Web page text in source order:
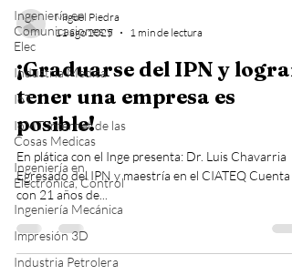
Ingeniería en
Comunicaciones y
Elec
Industria Medica
IoT
IoMT Internet de las
Cosas Medicas
Ingeniería en
Electrónica, Control
Ingeniería Mecánica
Impresión 3D
Industria Petrolera
Miguel Piedra
11 ago 2025
1 min de lectura
¡Graduarse del IPN y lograr
tener una empresa es
posible!
En plática con el Inge presenta: Dr. Luis Chavarria
Egresado del IPN y maestría en el CIATEQ Cuenta
con 21 años de...